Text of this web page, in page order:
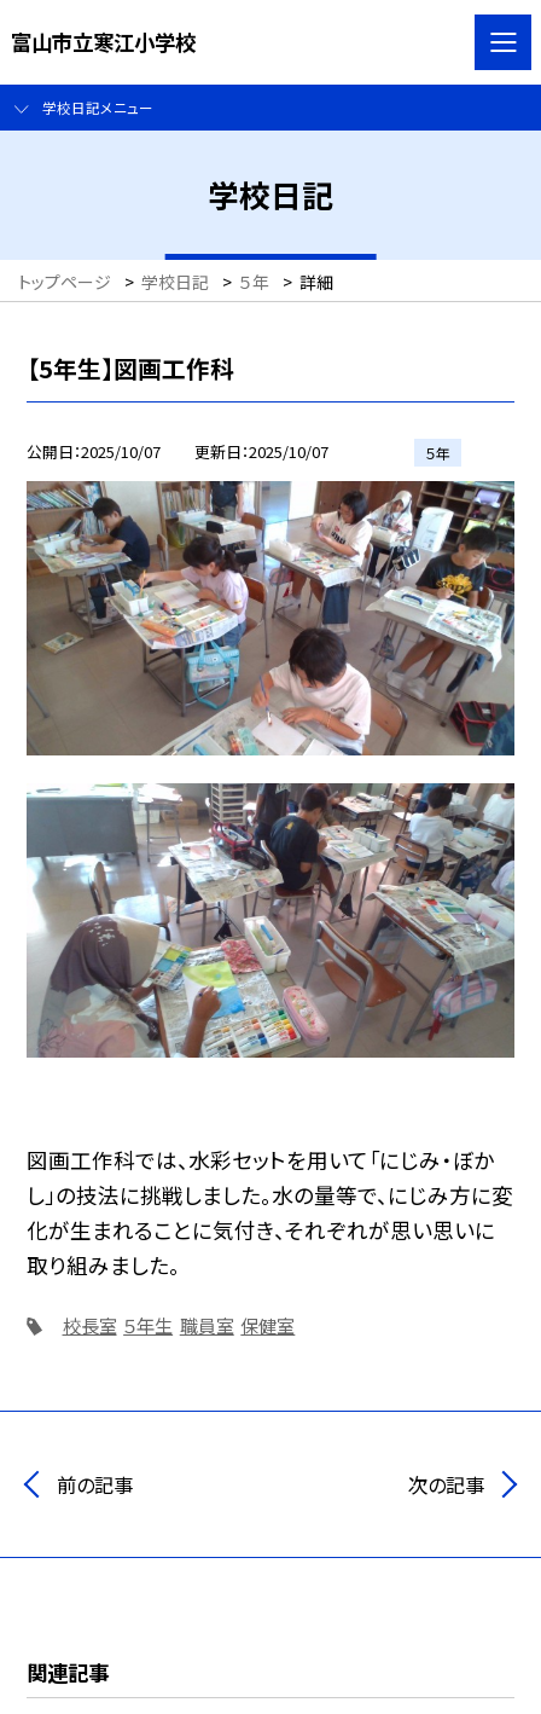
富山市立寒江小学校
学校日記メニュー
学校日記
トップページ > 学校日記 > ５年 > 詳細
【5年生】図画工作科
公開日 2025/10/07 更新日 2025/10/07 ５年
図画工作科では、水彩セットを用いて「にじみ・ぼか
し」の技法に挑戦しました。水の量等で、にじみ方に変
化が生まれることに気付き、それぞれが思い思いに
取り組みました。
校長室 ５年生 職員室 保健室
前の記事 次の記事
関連記事